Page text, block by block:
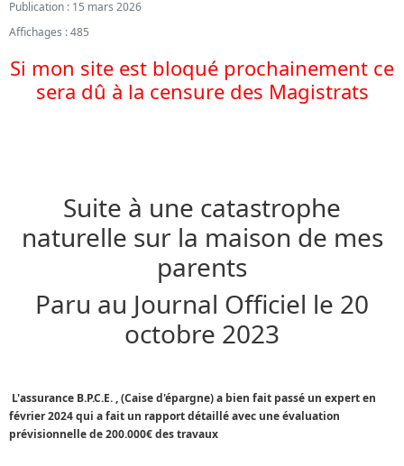
Publication : 15 mars 2026
Affichages : 485
Si mon site est bloqué prochainement ce
sera dû à la censure des Magistrats
Suite à une catastrophe
naturelle sur la maison de mes
parents
Paru au Journal Officiel le 20
octobre 2023
L'assurance B.P.C.E. , (Caise d'épargne) a bien fait passé un expert en
février 2024 qui a fait un rapport détaillé avec une évaluation
prévisionnelle de 200.000€ des travaux